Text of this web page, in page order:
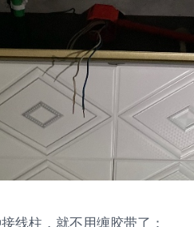
线柱，就不用缠胶带了：